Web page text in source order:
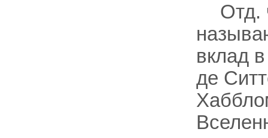
Отд.
вклад
де